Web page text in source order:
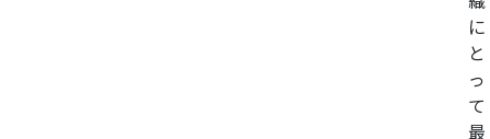
に
と
っ
て
最